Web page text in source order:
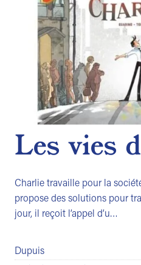
Les vies
Charlie travaille pour la
propose des solutions pour
jour, il reçoit l’appel d’u…
Dupuis